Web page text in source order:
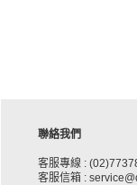
聯絡我們
客服專線 :
客服信箱 :